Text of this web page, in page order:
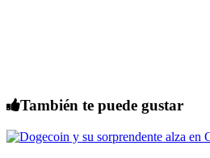
También te puede gustar